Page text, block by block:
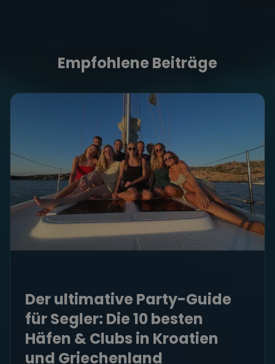
Empfohlene Beiträge
Der ultimative Party-Guide
für Segler: Die 10 besten
Häfen & Clubs in Kroatien
und Griechenland